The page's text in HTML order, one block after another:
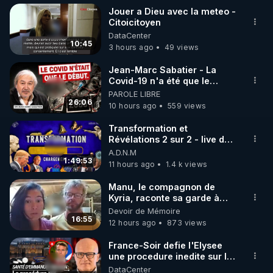
https://vk.com/xochipelli sans connexion requise),
sur Telegram ( t.me/brigadesantigraphene ) et sur
X ( https://twitter.com › Xochipelli1953 ). Son site
internet ( https://xochipelli.fr/ ) est en cours de
réorganisation tant il est rempli mais sera très vite
accessible à nouveau.
10:45
Jouer a Dieu avec la meteo -
Citoicitoyen
DataCenter
3 hours ago
49 views
26:06
Jean-Marc Sabatier - La
Covid-19 n'a été que le
début - L'ARNm & l'ARNm-aa
jusqu où auront-t-il ?
PAROLE LIBRE
10 hours ago
559 views
1:49:53
Transformation et
Révélations 2 sur 2 - live du
07/08/26
A.D.N.M
11 hours ago
1.4 k views
16:55
Manu, le compagnon de
Kyria, raconte sa garde à
vue musclée. PARTAGEZ!
Devoir de Mémoire
12 hours ago
873 views
France-Soir defie l'Elysee
une procedure inedite sur la
sante du president - Nexus
DataCenter